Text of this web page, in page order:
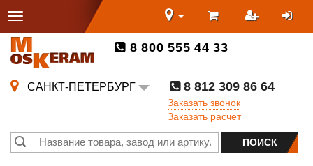
8 800 555 44 33
САНКТ-ПЕТЕРБУРГ
8 812 309 86 64
Заказать звонок
Заказать расчет